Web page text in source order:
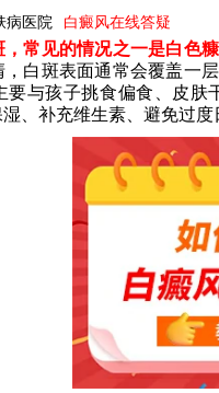
病医院 白癜风在线答疑
见的情况之一是白色糠
，白斑表面通常会覆盖一
要与孩子挑食偏食、皮
、补充维生素、避免过